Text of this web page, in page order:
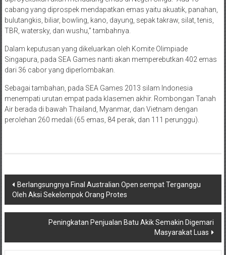
cabang yang diprospek mendapatkan emas yaitu akuatik, panahan,
bulutangkis, biliar, bowling, kano, dayung, sepak takraw, silat, tenis,
TBR, watersky, dan wushu,” tambahnya.
Dalam keputusan yang dikeluarkan oleh Komite Olimpiade
Singapura, pada SEA Games nanti akan memperebutkan 402 emas
dari 36 cabor yang diperlombakan.
Sebagai tambahan, pada SEA Games 2013 silam Indonesia
menempati urutan empat pada klasemen akhir. Rombongan Tanah
Air berada di bawah Thailand, Myanmar, dan Vietnam dengan
perolehan 260 medali (65 emas, 84 perak, dan 111 perunggu).
Navigasi
pos
Berlangsungnya Final Australian Open sempat Terganggu
Oleh Aksi Sekelompok Orang Protes
Peningkatan Penjualan Batu Akik Semakin Digemari
Masyarakat Luas